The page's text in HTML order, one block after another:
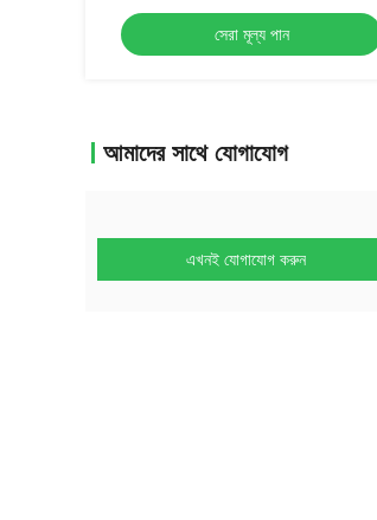
সেরা মূল্য পান
আমাদের সাথে যোগাযোগ
এখনই যোগাযোগ করুন